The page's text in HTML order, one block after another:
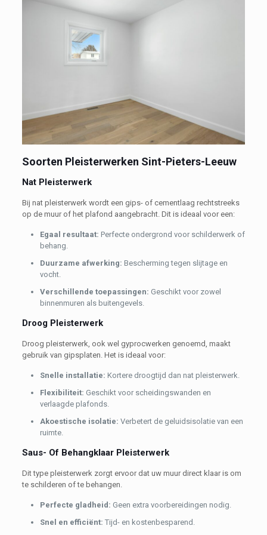
Soorten Pleisterwerken Sint-Pieters-Leeuw
Nat Pleisterwerk
Bij nat pleisterwerk wordt een gips- of cementlaag rechtstreeks
op de muur of het plafond aangebracht. Dit is ideaal voor een:
Egaal resultaat: Perfecte ondergrond voor schilderwerk of
behang.
Duurzame afwerking: Bescherming tegen slijtage en
vocht.
Verschillende toepassingen: Geschikt voor zowel
binnenmuren als buitengevels.
Droog Pleisterwerk
Droog pleisterwerk, ook wel gyprocwerken genoemd, maakt
gebruik van gipsplaten. Het is ideaal voor:
Snelle installatie: Kortere droogtijd dan nat pleisterwerk.
Flexibiliteit: Geschikt voor scheidingswanden en
verlaagde plafonds.
Akoestische isolatie: Verbetert de geluidsisolatie van een
ruimte.
Saus- Of Behangklaar Pleisterwerk
Dit type pleisterwerk zorgt ervoor dat uw muur direct klaar is om
te schilderen of te behangen.
Perfecte gladheid: Geen extra voorbereidingen nodig.
Snel en efficiënt: Tijd- en kostenbesparend.